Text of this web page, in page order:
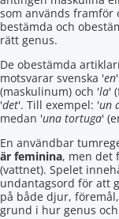
som används framför
bestämda och
rätt genus.
De obestämda
motsvarar svenska 'en
(maskulinum) och 'la'
'det'. Till exempel: 'un
medan 'una tortuga'
En användbar
är feminina, men det
(vattnet). Spelet
undantagsord för att
på både djur,
grund i hur genus